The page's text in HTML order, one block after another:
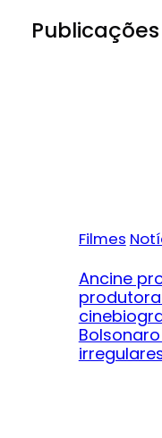
Publicações
Filmes
Ancine